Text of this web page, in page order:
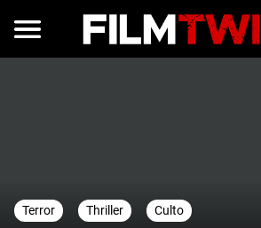
Terror Thriller Culto